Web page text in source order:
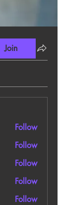
Join
Follow
Follow
Follow
Follow
Follow